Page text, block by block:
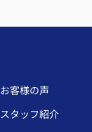
お客様の声
スタッフ紹介